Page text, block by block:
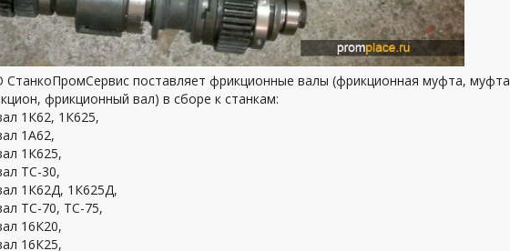
поставляет фрикционные валы (фрикционная муфта, муфта
фрикционный вал) в сборе к станкам:
1К62, 1К625,
1А62,
1К625,
ТС-30,
1К62Д, 1К625Д,
ТС-70, ТС-75,
16К20,
16К25,